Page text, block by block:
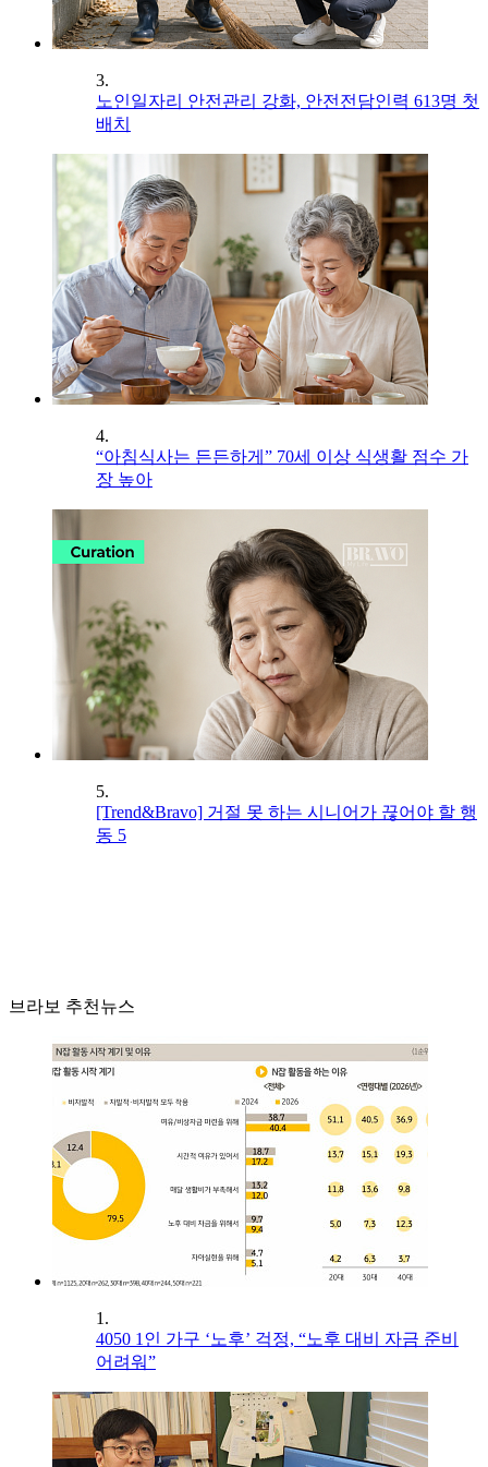
3.
노인일자리 안전관리 강화, 안전전담인력 613명 첫
배치
4.
“아침식사는 든든하게” 70세 이상 식생활 점수 가
장 높아
5.
[Trend&Bravo] 거절 못 하는 시니어가 끊어야 할 행
동 5
브라보 추천뉴스
1.
4050 1인 가구 ‘노후’ 걱정, “노후 대비 자금 준비
어려워”